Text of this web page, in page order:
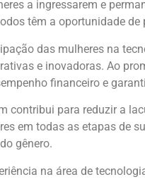
a ingressarem e
têm a oportunidade de
das mulheres na
e inovadoras. Ao
financeiro e
contribui para reduzir a
em todas as etapas de
gênero.
na área de